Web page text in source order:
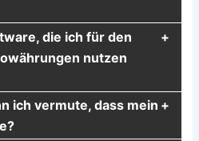
die ich für den
nutzen
ich vermute, dass mein